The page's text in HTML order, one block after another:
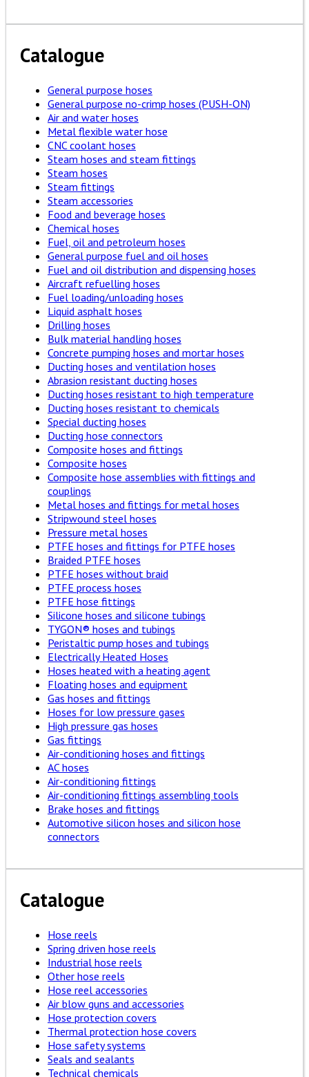
Catalogue
General purpose hoses
General purpose no-crimp hoses (PUSH-ON)
Air and water hoses
Metal flexible water hose
CNC coolant hoses
Steam hoses and steam fittings
Steam hoses
Steam fittings
Steam accessories
Food and beverage hoses
Chemical hoses
Fuel, oil and petroleum hoses
General purpose fuel and oil hoses
Fuel and oil distribution and dispensing hoses
Aircraft refuelling hoses
Fuel loading/unloading hoses
Liquid asphalt hoses
Drilling hoses
Bulk material handling hoses
Concrete pumping hoses and mortar hoses
Ducting hoses and ventilation hoses
Abrasion resistant ducting hoses
Ducting hoses resistant to high temperature
Ducting hoses resistant to chemicals
Special ducting hoses
Ducting hose connectors
Composite hoses and fittings
Composite hoses
Composite hose assemblies with fittings and
couplings
Metal hoses and fittings for metal hoses
Stripwound steel hoses
Pressure metal hoses
PTFE hoses and fittings for PTFE hoses
Braided PTFE hoses
PTFE hoses without braid
PTFE process hoses
PTFE hose fittings
Silicone hoses and silicone tubings
TYGON® hoses and tubings
Peristaltic pump hoses and tubings
Electrically Heated Hoses
Hoses heated with a heating agent
Floating hoses and equipment
Gas hoses and fittings
Hoses for low pressure gases
High pressure gas hoses
Gas fittings
Air-conditioning hoses and fittings
AC hoses
Air-conditioning fittings
Air-conditioning fittings assembling tools
Brake hoses and fittings
Automotive silicon hoses and silicon hose
connectors
Catalogue
Hose reels
Spring driven hose reels
Industrial hose reels
Other hose reels
Hose reel accessories
Air blow guns and accessories
Hose protection covers
Thermal protection hose covers
Hose safety systems
Seals and sealants
Technical chemicals